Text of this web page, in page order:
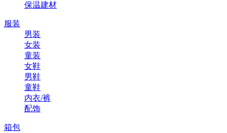
保温建材
服装
男装
女装
童装
女鞋
男鞋
童鞋
内衣/裤
配饰
箱包